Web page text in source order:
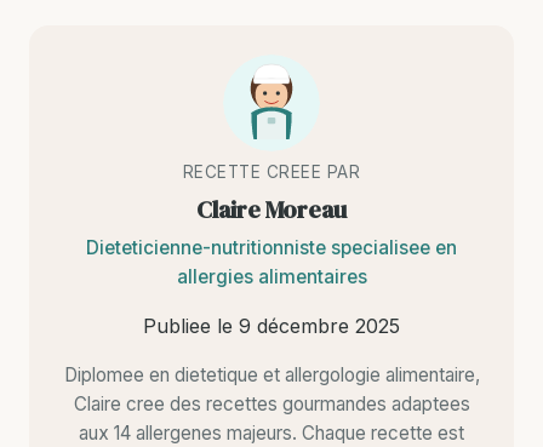
RECETTE CREEE PAR
Claire Moreau
Dieteticienne-nutritionniste specialisee en
allergies alimentaires
Publiee le 9 décembre 2025
Diplomee en dietetique et allergologie alimentaire,
Claire cree des recettes gourmandes adaptees
aux 14 allergenes majeurs. Chaque recette est